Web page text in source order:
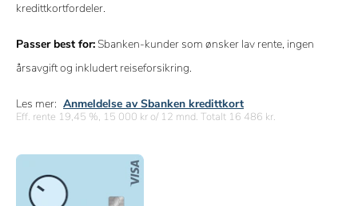
kredittkortfordeler.
Passer best for:Sbanken-kunder som ønsker lav rente, ingen
årsavgift og inkludert reiseforsikring.
Les mer: Anmeldelse av Sbanken kredittkort
Eff. rente 19,45 %, 15 000 kr o/ 12 mnd. Totalt 16 486 kr.